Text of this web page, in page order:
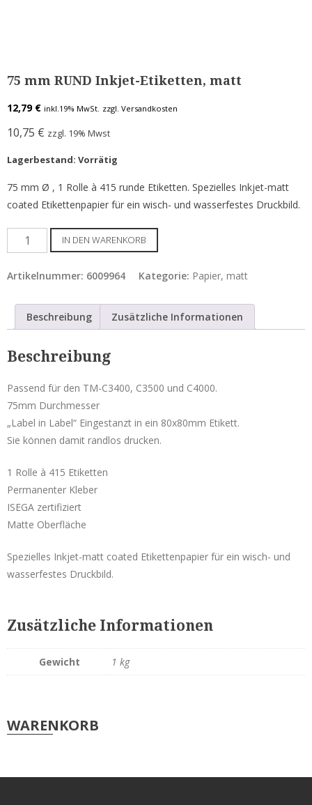
Tinte für Epson C3500
Tinte für Epson C4000
Tinte für Epson C6000 / C6500
ColorWorks Info
LEASING Epson
Anwenderberichte
Besucherausweise & Tickets
Hofläden
Seiko Etikettendrucker
Smart Label Printer
Mobile Drucker
Zubehör Mobile Drucker
POS-Drucker
Seiko Service
Smart Label Software
Rollen für kleine Drucker
75 mm RUND Inkjet-Etiketten, matt
12,79 € inkl.19% MwSt. zzgl. Versandkosten
10,75 € zzgl. 19% Mwst
Lagerbestand: Vorrätig
75 mm Ø , 1 Rolle à 415 runde Etiketten. Spezielles Inkjet-matt
coated Etikettenpapier für ein wisch- und wasserfestes Druckbild.
mm
RUND
Etiketten,
matt
IN DEN WARENKORB
Artikelnummer: 6009964 Kategorie: Papier, matt
Beschreibung Zusätzliche Informationen
Beschreibung
Passend für den TM-C3400, C3500 und C4000.
75mm Durchmesser
„Label in Label“ Eingestanzt in ein 80x80mm Etikett.
Sie können damit randlos drucken.
1 Rolle à 415 Etiketten
Permanenter Kleber
ISEGA zertifiziert
Matte Oberfläche
Spezielles Inkjet-matt coated Etikettenpapier für ein wisch- und
wasserfestes Druckbild.
Zusätzliche Informationen
Gewicht 1 kg
WARENKORB